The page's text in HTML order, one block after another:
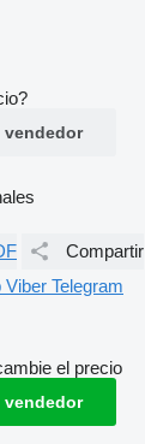
vendedor
Compartir
Viber Telegram
el precio
vendedor